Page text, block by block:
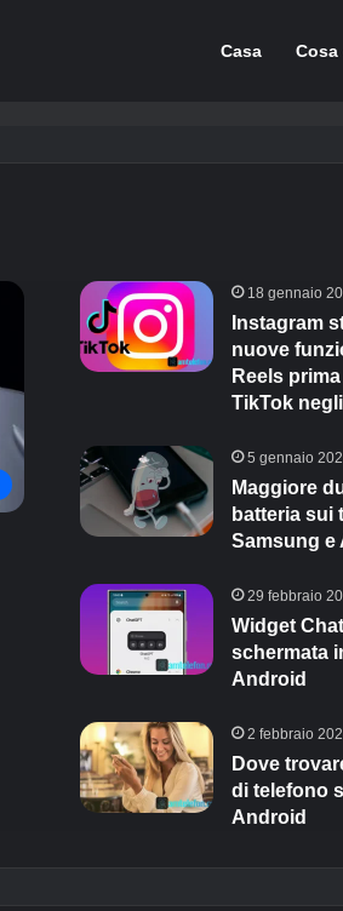
Casa
18 gennaio
Instagram
nuove
Reels
TikTok
5 gennaio
Maggiore
batteria sui
Samsung e
29 febbraio
Widget
schermata
Android
2 febbraio
Dove
di telefono
Android